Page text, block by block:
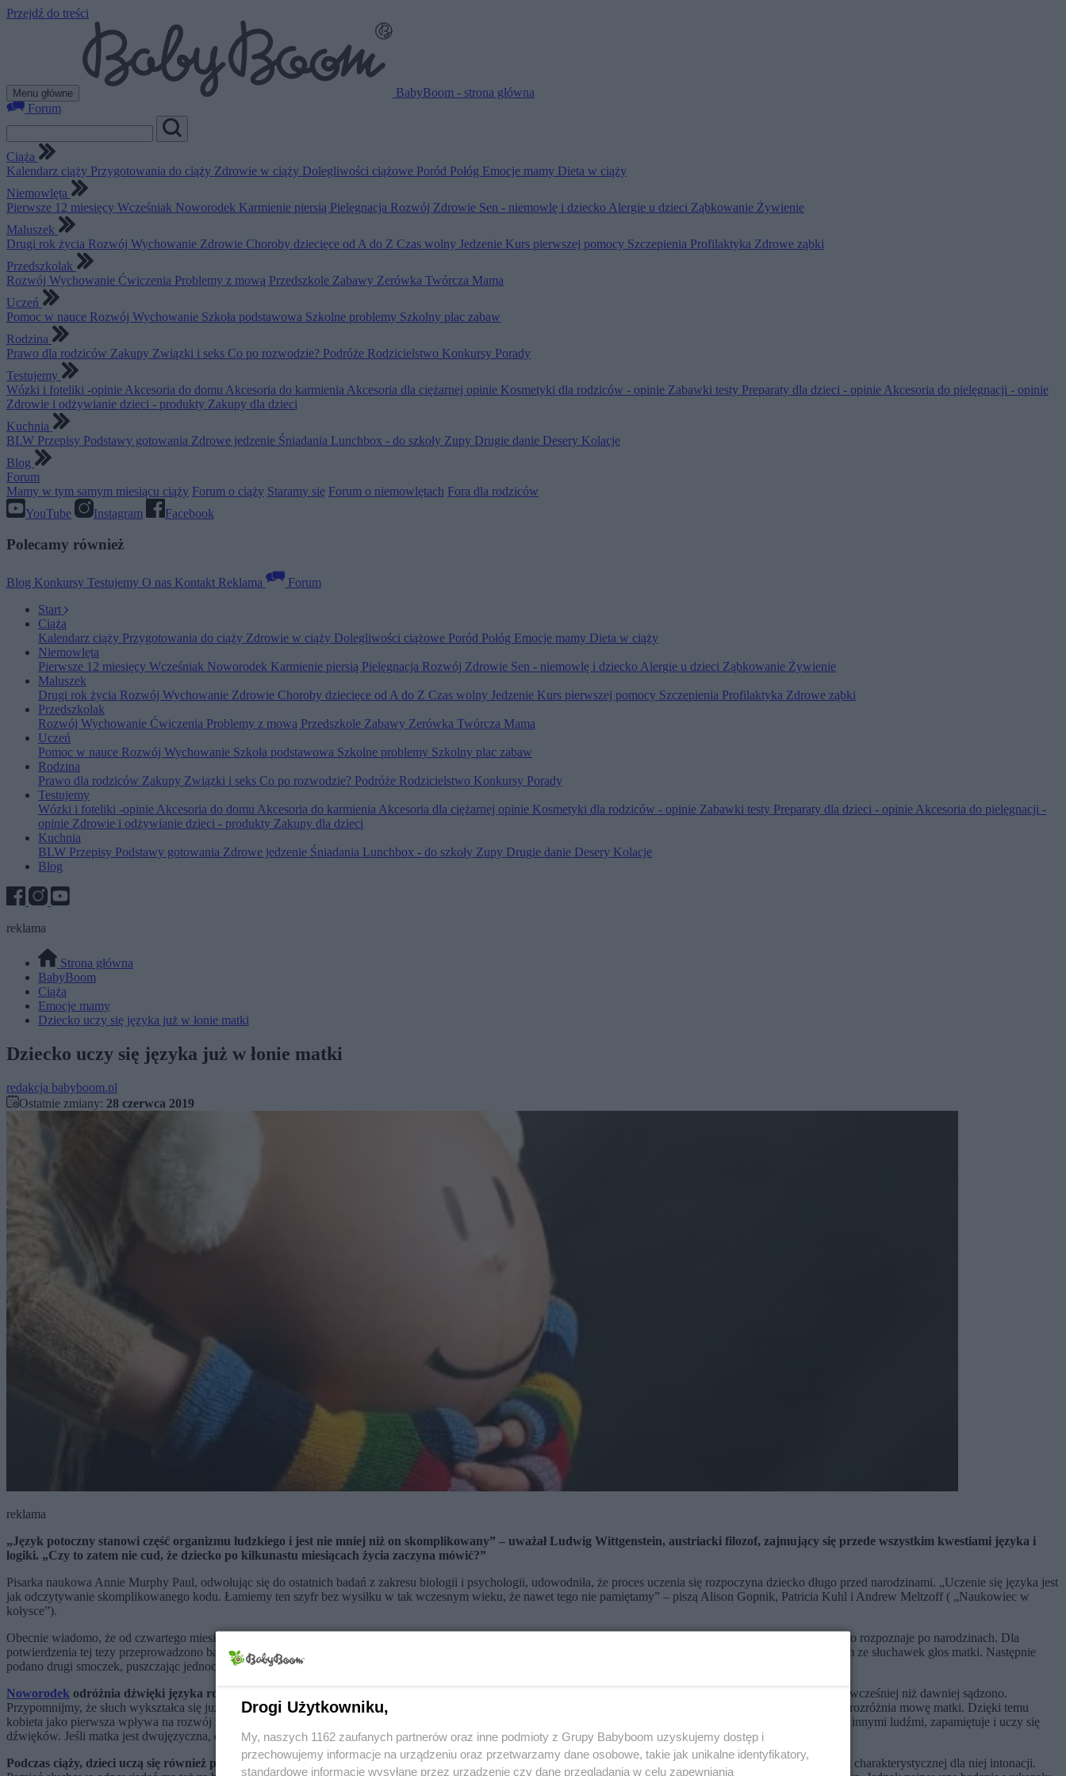
Przejdź do treści
Menu główne
BabyBoom - strona główna
Forum
Ciąża
Kalendarz ciąży Przygotowania do ciąży Zdrowie w ciąży Dolegliwości ciążowe Poród Połóg Emocje mamy Dieta w ciąży
Niemowlęta
Pierwsze 12 miesięcy Wcześniak Noworodek Karmienie piersią Pielęgnacja Rozwój Zdrowie Sen - niemowlę i dziecko Alergie u dzieci Ząbkowanie Żywienie
Maluszek
Drugi rok życia Rozwój Wychowanie Zdrowie Choroby dziecięce od A do Z Czas wolny Jedzenie Kurs pierwszej pomocy Szczepienia Profilaktyka Zdrowe ząbki
Przedszkolak
Rozwój Wychowanie Ćwiczenia Problemy z mową Przedszkole Zabawy Zerówka Twórcza Mama
Uczeń
Pomoc w nauce Rozwój Wychowanie Szkoła podstawowa Szkolne problemy Szkolny plac zabaw
Rodzina
Prawo dla rodziców Zakupy Związki i seks Co po rozwodzie? Podróże Rodzicielstwo Konkursy Porady
Testujemy
Wózki i foteliki -opinie Akcesoria do domu Akcesoria do karmienia Akcesoria dla ciężarnej opinie Kosmetyki dla rodziców - opinie Zabawki testy Preparaty dla dzieci - opinie Akcesoria do pielęgnacji - opinie
Zdrowie i odżywianie dzieci - produkty Zakupy dla dzieci
Kuchnia
BLW Przepisy Podstawy gotowania Zdrowe jedzenie Śniadania Lunchbox - do szkoły Zupy Drugie danie Desery Kolacje
Blog
Forum
Mamy w tym samym miesiącu ciąży Forum o ciąży Staramy się Forum o niemowlętach Fora dla rodziców
YouTube
Instagram Facebook
Polecamy również
Blog Konkursy Testujemy O nas Kontakt Reklama
Forum
Start
Ciąża
Kalendarz ciąży Przygotowania do ciąży Zdrowie w ciąży Dolegliwości ciążowe Poród Połóg Emocje mamy Dieta w ciąży
Niemowlęta
Pierwsze 12 miesięcy Wcześniak Noworodek Karmienie piersią Pielęgnacja Rozwój Zdrowie Sen - niemowlę i dziecko Alergie u dzieci Ząbkowanie Żywienie
Maluszek
Drugi rok życia Rozwój Wychowanie Zdrowie Choroby dziecięce od A do Z Czas wolny Jedzenie Kurs pierwszej pomocy Szczepienia Profilaktyka Zdrowe ząbki
Przedszkolak
Rozwój Wychowanie Ćwiczenia Problemy z mową Przedszkole Zabawy Zerówka Twórcza Mama
Uczeń
Pomoc w nauce Rozwój Wychowanie Szkoła podstawowa Szkolne problemy Szkolny plac zabaw
Rodzina
Prawo dla rodziców Zakupy Związki i seks Co po rozwodzie? Podróże Rodzicielstwo Konkursy Porady
Testujemy
Wózki i foteliki -opinieAkcesoria do domu Akcesoria do karmieniaAkcesoria dla ciężarnej opinie Kosmetyki dla rodziców - opinie Zabawki testy Preparaty dla dzieci - opinieAkcesoria do pielęgnacji -
opinie Zdrowie i odżywianie dzieci - produkty Zakupy dla dzieci
Kuchnia
BLW Przepisy Podstawy gotowania Zdrowe jedzenie Śniadania Lunchbox - do szkoły Zupy Drugie danie Desery Kolacje
Blog
reklama
Strona główna
BabyBoom
Ciąża
Emocje mamy
Dziecko uczy się języka już w łonie matki
Dziecko uczy się języka już w łonie matki
redakcja babyboom.pl
Ostatnie zmiany: 28 czerwca 2019
reklama
„Język potoczny stanowi część organizmu ludzkiego i jest nie mniej niż on skomplikowany” – uważał Ludwig Wittgenstein, austriacki filozof, zajmujący się przede wszystkim kwestiami języka i
logiki. „Czy to zatem nie cud, że dziecko po kilkunastu miesiącach życia zaczyna mówić?”
Pisarka naukowa Annie Murphy Paul, odwołując się do ostatnich badań z zakresu biologii i psychologii, udowodniła, że proces uczenia się rozpoczyna dziecko długo przed narodzinami. „Uczenie się języka jest
jak odczytywanie skomplikowanego kodu. Łamiemy ten szyfr bez wysiłku w tak wczesnym wieku, że nawet tego nie pamiętamy” – piszą Alison Gopnik, Patricia Kuhl i Andrew Meltzoff ( „Naukowiec w
kołysce”).
Obecnie wiadomo, że od czwartego miesiąca życia płodowego dziecko zaczyna odbierać zewnętrzne dźwięki i od tego momentu uczy się głosu swojej matki, który łatwo rozpoznaje po narodzinach. Dla
potwierdzenia tej tezy przeprowadzono badania wśród niemowląt, podczas których każdemu z dzieci podano jeden smoczek. Kiedy maluszki zaczęły ssać, puszczono im ze słuchawek głos matki. Następnie
podano drugi smoczek, puszczając jednocześnie głos obcej kobiety. Dzieci wyraźnie pokazały swoje preferencje … wybierając pierwszy smoczek!
Noworodek odróżnia dźwięki języka rodzimego od dźwięków innych języków już w kilka godzin po urodzeniu
, co potwierdza, że zaczynaj on przyswajać język wcześniej niż dawniej sądzono.
Przypomnijmy, że słuch wykształca się już w trzydziestym tygodniu życia płodu, a najnowsze badania wykazały, że dziesięć tygodni przed urodzeniem dziecko słucha i rozróżnia mowę matki. Dzięki temu
kobieta jako pierwsza wpływa na rozwój mózgu swego dziecka - wsłuchuje się ono w głos matki, ponieważ to jego dźwięki słyszy najwyraźniej. Słysząc jej rozmowy z innymi ludźmi, zapamiętuje i uczy się
dźwięków. Jeśli matka jest dwujęzyczna, dziecko zapamiętuje dźwięki obu języków.
Podczas ciąży, dzieci uczą się również pewnych aspektów języka, którym będą mówiły.Pamięć słuchowa pozwala im po urodzeniu rozpoznawać głos matki, dzięki charakterystycznej dla niej intonacji.
Drogi Użytkowniku,
My, naszych 1162 zaufanych partnerów oraz inne podmioty z Grupy Babyboom uzyskujemy dostęp i
przechowujemy informacje na urządzeniu oraz przetwarzamy dane osobowe, takie jak unikalne identyfikatory,
standardowe informacje wysyłane przez urządzenie czy dane przeglądania w celu zapewniania